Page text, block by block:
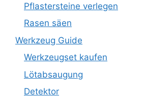
Pflastersteine verlegen
Rasen säen
Werkzeug Guide
Werkzeugset kaufen
Lötabsaugung
Detektor